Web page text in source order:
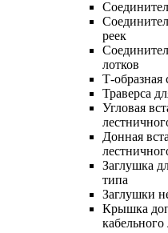
реек
лотков
Т-образная
Траверса
Угловая
Донная
Заглушка
типа
Заглушки
Крышка
кабельного